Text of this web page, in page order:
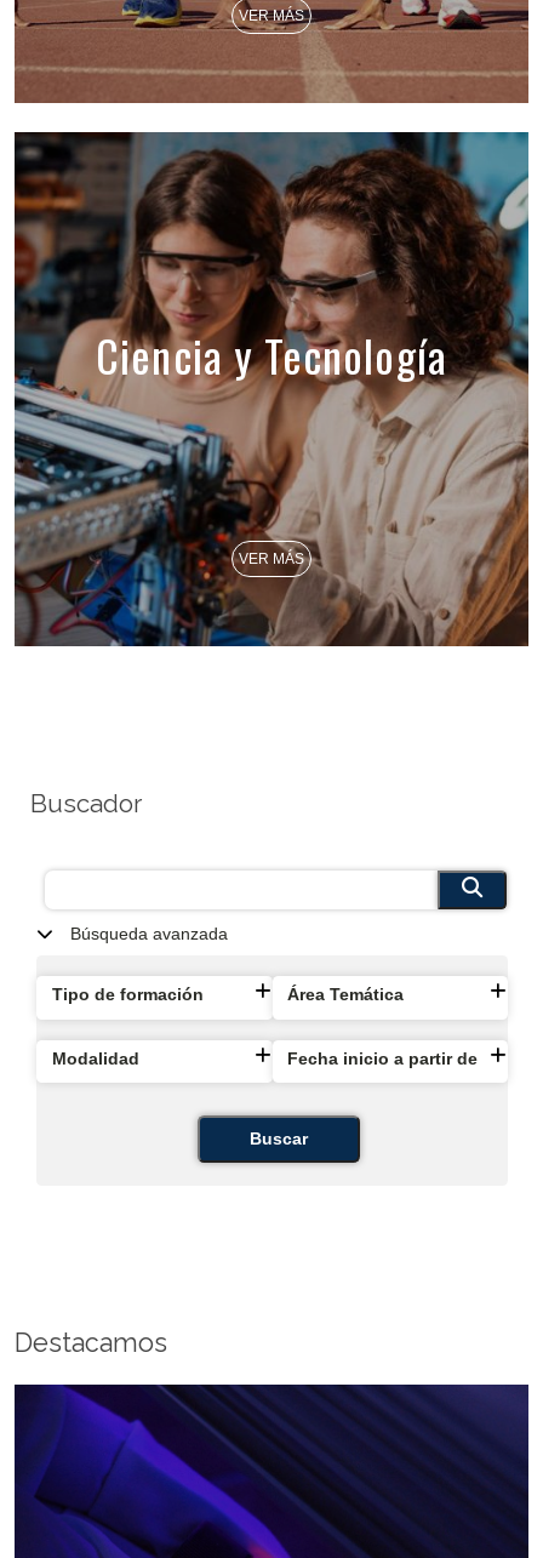
VER MÁS
Ciencia y Tecnología
VER MÁS
Buscador
Búsqueda avanzada
Tipo de formación Área Temática
Modalidad Fecha inicio a partir de
Buscar
Destacamos